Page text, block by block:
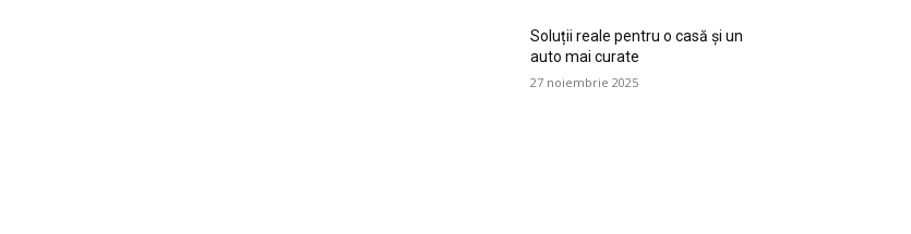
Soluții reale pentru o casă și un
auto mai curate
27 noiembrie 2025